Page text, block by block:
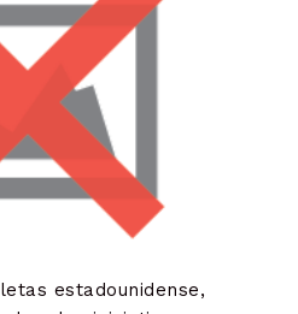
estadounidense,